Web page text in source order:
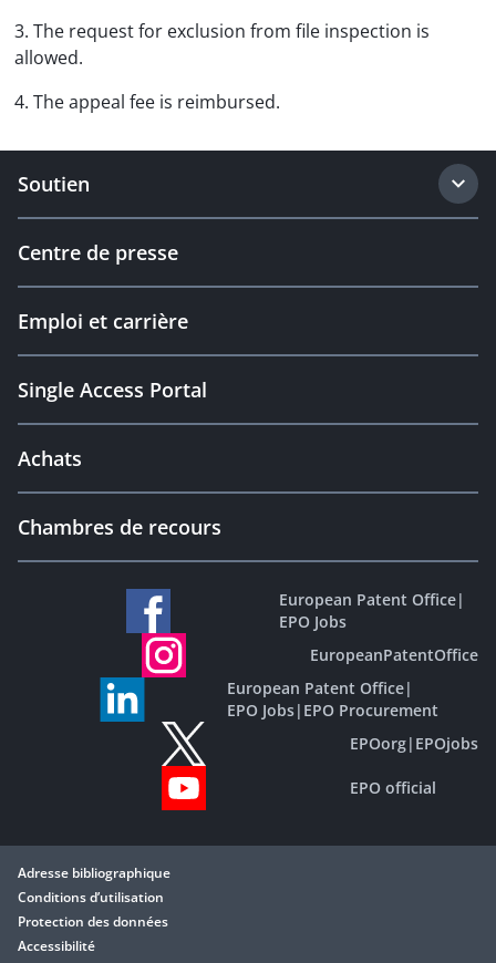
3. The request for exclusion from file inspection is
allowed.
4. The appeal fee is reimbursed.
Soutien
Centre de presse
Emploi et carrière
Single Access Portal
Achats
Chambres de recours
European Patent Office|
EPO Jobs
EuropeanPatentOffice
European Patent Office|
EPO Jobs| EPO Procurement
EPOorg| EPOjobs
EPO official
Adresse bibliographique
Conditions d’utilisation
Protection des données
Accessibilité